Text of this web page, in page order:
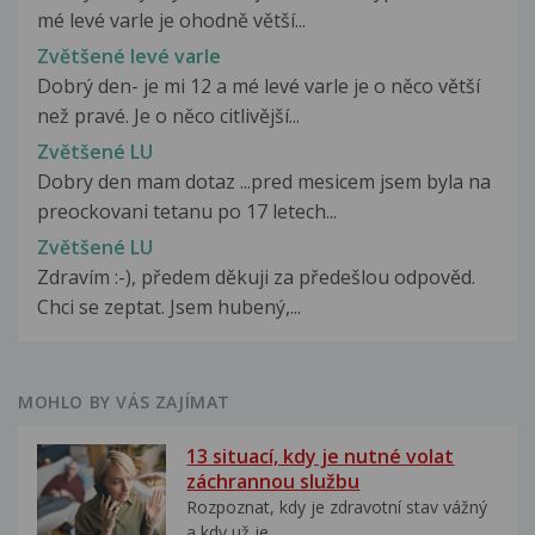
mé levé varle je ohodně větší...
Zvětšené levé varle
Dobrý den- je mi 12 a mé levé varle je o něco větší
než pravé. Je o něco citlivější...
Zvětšené LU
Dobry den mam dotaz ...pred mesicem jsem byla na
preockovani tetanu po 17 letech...
Zvětšené LU
Zdravím :-), předem děkuji za předešlou odpověd.
Chci se zeptat. Jsem hubený,...
MOHLO BY VÁS ZAJÍMAT
13 situací, kdy je nutné volat
záchrannou službu
Rozpoznat, kdy je zdravotní stav vážný